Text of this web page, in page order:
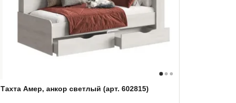
Тахта Амер, анкор светлый (арт. 602815)